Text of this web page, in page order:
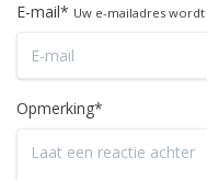
E-mail* Uw e-mailadres
Opmerking*